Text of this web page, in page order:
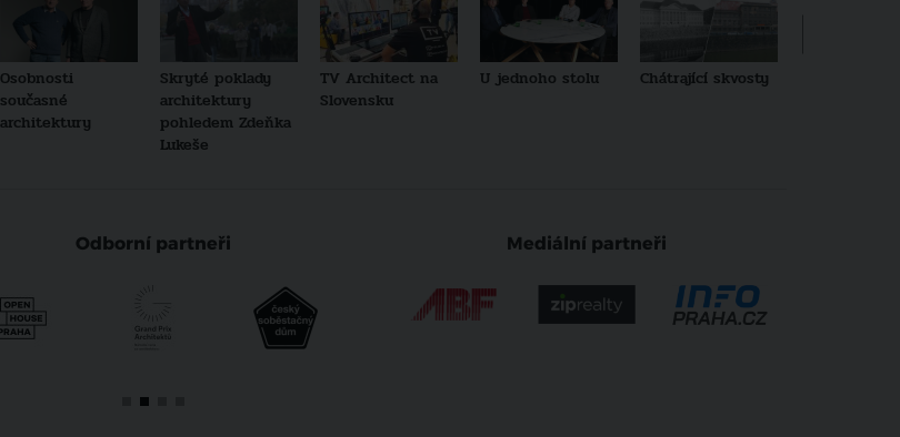
Osobnosti
současné
architektury
Skryté poklady
architektury
pohledem Zdeňka
Lukeše
TV Architect na
Slovensku
U jednoho stolu Chátrající skvosty
Odborní partneři Mediální partneři